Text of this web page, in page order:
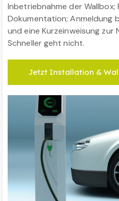
Inbetriebnahme der
Dokumentation; Anmeldung
und eine Kurzeinweisung zur
Schneller geht nicht.
Jetzt Installation &